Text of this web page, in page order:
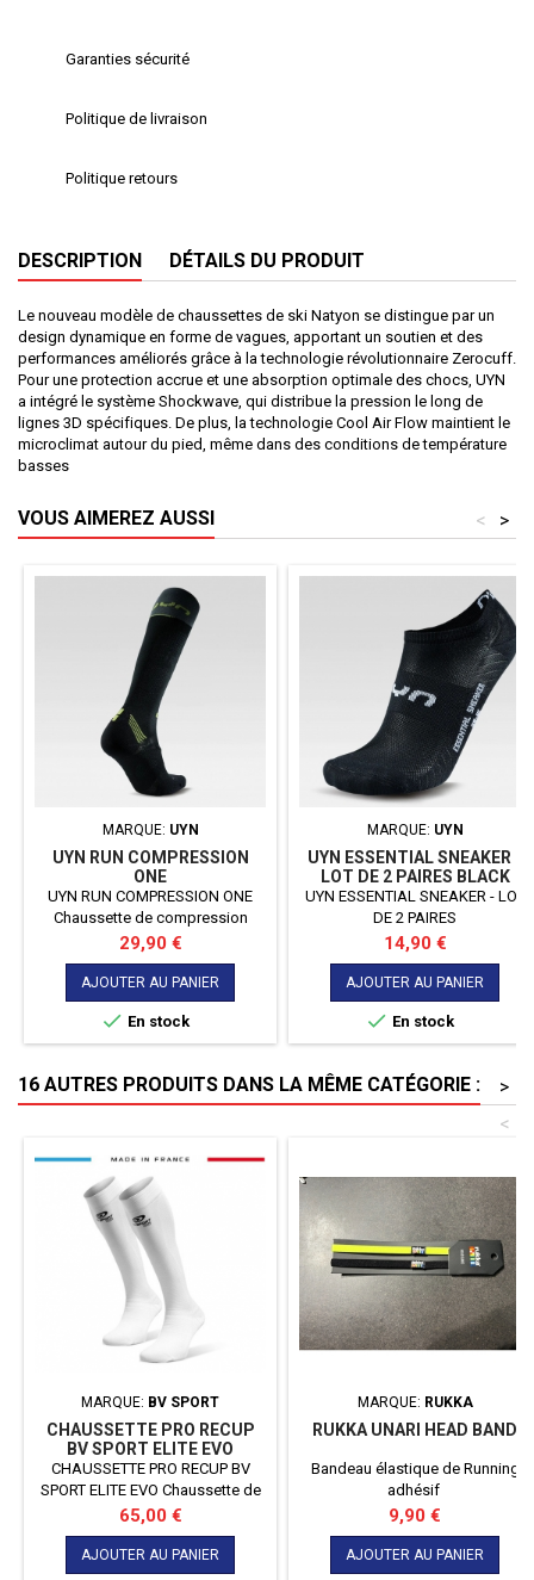
Garanties sécurité
Politique de livraison
Politique retours
DESCRIPTION DÉTAILS DU PRODUIT
Le nouveau modèle de chaussettes de ski Natyon se distingue par un
design dynamique en forme de vagues, apportant un soutien et des
performances améliorés grâce à la technologie révolutionnaire Zerocuff.
Pour une protection accrue et une absorption optimale des chocs, UYN
a intégré le système Shockwave, qui distribue la pression le long de
lignes 3D spécifiques. De plus, la technologie Cool Air Flow maintient le
microclimat autour du pied, même dans des conditions de température
basses
VOUS AIMEREZ AUSSI >
<
MARQUE: UYN
UYN RUN COMPRESSION
ONE
UYN RUN COMPRESSION ONE
Chaussette de compression
haute, idéale par temps froid.
Prix
29,90 €
AJOUTER AU PANIER
 En stock
MARQUE: UYN
UYN ESSENTIAL SNEAKER -
LOT DE 2 PAIRES BLACK
UYN ESSENTIAL SNEAKER - LOT
DE 2 PAIRES
Prix
14,90 €
AJOUTER AU PANIER
 En stock
16 AUTRES PRODUITS DANS LA MÊME CATÉGORIE :
>
<
MARQUE: BV SPORT
CHAUSSETTE PRO RECUP
BV SPORT ELITE EVO
CHAUSSETTE PRO RECUP BV
SPORT ELITE EVO Chaussette de
récupération blanche, idéale
après le sport, elle élimine
efficacement les toxines dans les
mollets, l'effet jambes lourdes et
Prix
65,00 €
AJOUTER AU PANIER
MARQUE: RUKKA
RUKKA UNARI HEAD BAND
Bandeau élastique de Running
adhésif
Prix
9,90 €
AJOUTER AU PANIER